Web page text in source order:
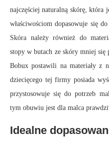
najczęściej naturalną skórę,
właściwościom dopasowuje się
Skóra należy również do
stopy w butach ze skóry mniej się
Bobux postawili na materiały z
dziecięcego tej firmy posiada
przystosowuje się do potrzeb
tym obuwiu jest dla malca
Idealne